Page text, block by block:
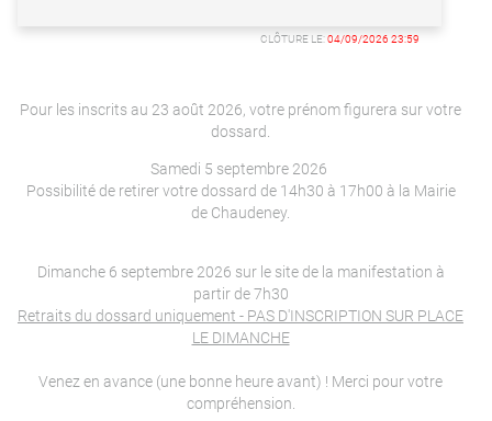
CLÔTURE LE:04/09/2026 23:59
Pour les inscrits au 23 août 2026, votre prénom figurera sur votre
dossard.
Samedi 5 septembre 2026
Possibilité de retirer votre dossard de 14h30 à 17h00 à la Mairie
de Chaudeney.
Dimanche 6 septembre 2026 sur le site de la manifestation à
partir de 7h30
Retraits du dossard uniquement - PAS D'INSCRIPTION SUR PLACE
LE DIMANCHE
Venez en avance (une bonne heure avant) ! Merci pour votre
compréhension.